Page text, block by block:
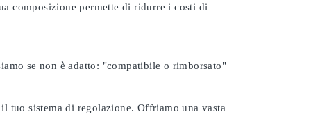
composizione permette di ridurre i costi di
se non è adatto: "compatibile o rimborsato"
tuo sistema di regolazione. Offriamo una vasta